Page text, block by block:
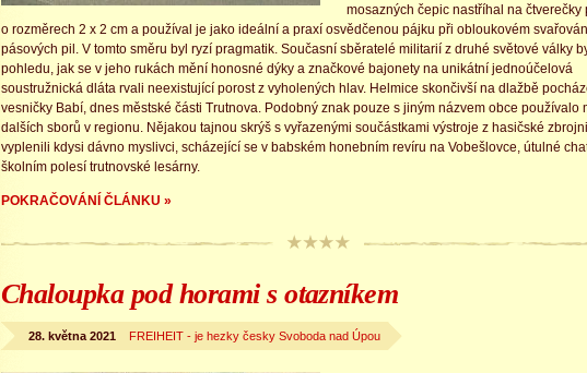
mosazných čepic nastříhal na čtverečky
o rozměrech 2 x 2 cm a používal je jako ideální a praxí osvědčenou pájku při obloukovém
pásových pil. V tomto směru byl ryzí pragmatik. Současní sběratelé militarií z druhé světové války
pohledu, jak se v jeho rukách mění honosné dýky a značkové bajonety na unikátní jednoúčelová
soustružnická dláta rvali neexistující porost z vyholených hlav. Helmice skončivší na dlažbě
vesničky Babí, dnes městské části Trutnova. Podobný znak pouze s jiným názvem obce používalo
dalších sborů v regionu. Nějakou tajnou skrýš s vyřazenými součástkami výstroje z hasičské
vyplenili kdysi dávno myslivci, scházející se v babském honebním revíru na Vobešlovce, útulné
školním polesí trutnovské lesárny.
POKRAČOVÁNÍ ČLÁNKU »
Chaloupka pod horami s otazníkem
28. května 2021 FREIHEIT - je hezky česky Svoboda nad Úpou